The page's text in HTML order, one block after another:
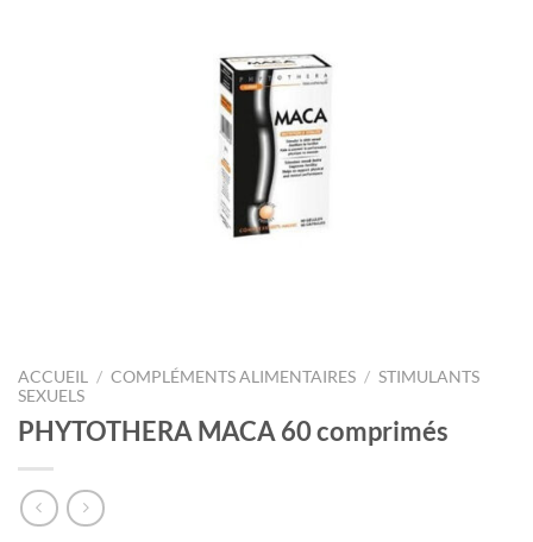
ACCUEIL / COMPLÉMENTS ALIMENTAIRES / STIMULANTS
SEXUELS
PHYTOTHERA MACA 60 comprimés